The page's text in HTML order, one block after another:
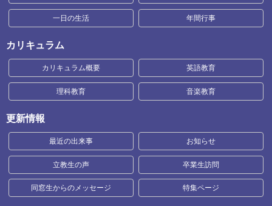
一日の生活 年間行事
カリキュラム
カリキュラム概要 英語教育
理科教育 音楽教育
更新情報
最近の出来事 お知らせ
立教生の声 卒業生訪問
同窓生からのメッセージ 特集ページ